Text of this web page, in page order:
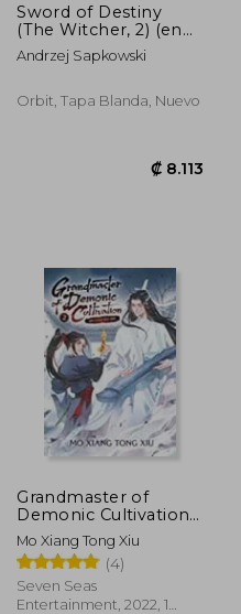
Sword of Destiny
(The Witcher, 2) (en
Inglés)
Andrzej Sapkowski
Orbit, Tapa Blanda, Nuevo
Grandmaster of
Demonic Cultivation:
Mo dao zu shi (Novel)
Vol. 2 (en Inglés)
Mo Xiang Tong Xiu
(4)
Seven Seas
Entertainment, 2022, 1